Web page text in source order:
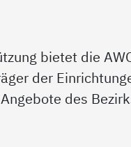
bietet die
der
des